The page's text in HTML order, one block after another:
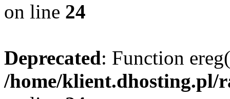
on line 24
Deprecated: Function
/home/klient.dhosting.pl/